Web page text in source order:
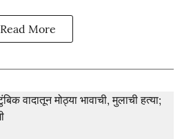
Read More